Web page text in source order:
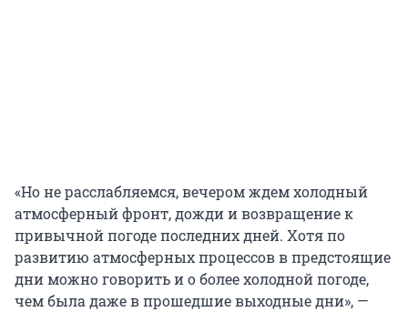
«Но не расслабляемся, вечером ждем холодный
атмосферный фронт, дожди и возвращение к
привычной погоде последних дней. Хотя по
развитию атмосферных процессов в предстоящие
дни можно говорить и о более холодной погоде,
чем была даже в прошедшие выходные дни», —